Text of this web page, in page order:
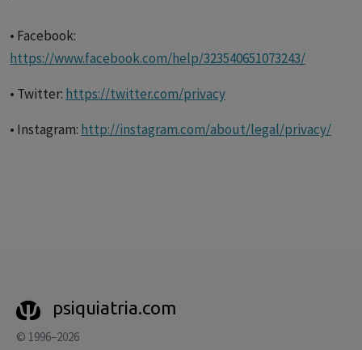
• Facebook:
https://www.facebook.com/help/323540651073243/
• Twitter: https://twitter.com/privacy
• Instagram: http://instagram.com/about/legal/privacy/
psiquiatria.com
© 1996–2026